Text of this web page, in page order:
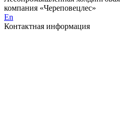
компания «Череповецлес»
En
Контактная информация